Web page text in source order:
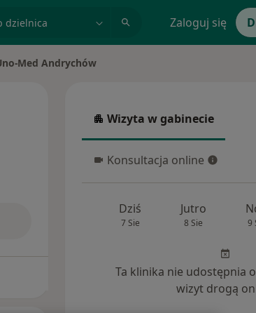
Zaloguj się
Med Andrychów
Wizyta w gabinecie
Wizyta w gabinecie
Konsultacja online
Konsultacja online
Dziś
7 Sie
Jutro
8 Sie 9
Ta klinika nie udostępnia
wizyt drogą